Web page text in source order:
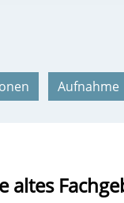
Aufnahme
altes